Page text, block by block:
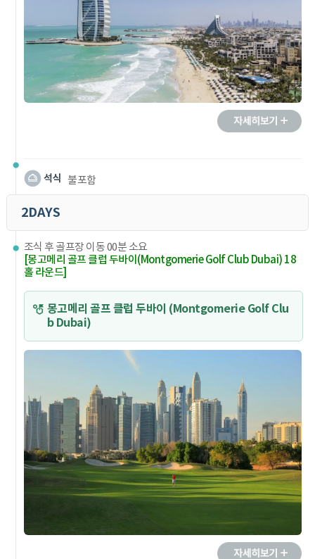
불포함
2DAYS
조식 후 골프장 이동 00분 소요
[몽고메리 골프 클럽 두바이(Montgomerie Golf Club Dubai) 18
홀 라운드]
몽고메리 골프 클럽 두바이 (Montgomerie Golf Clu
b Dubai)